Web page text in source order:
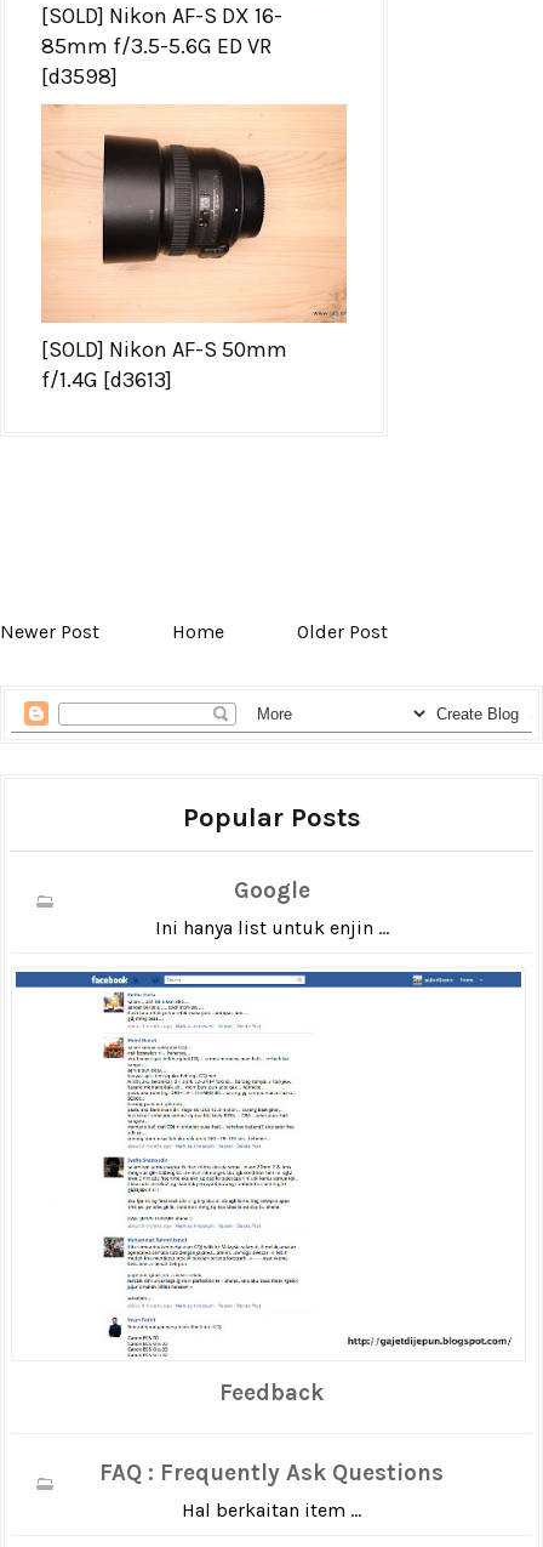
[SOLD] Nikon AF-S DX 16-
85mm f/3.5-5.6G ED VR
[d3598]
[SOLD] Nikon AF-S 50mm
f/1.4G [d3613]
Newer Post Home Older Post
Popular Posts
Google
Ini hanya list untuk enjin ...
Feedback
FAQ : Frequently Ask Questions
Hal berkaitan item ...